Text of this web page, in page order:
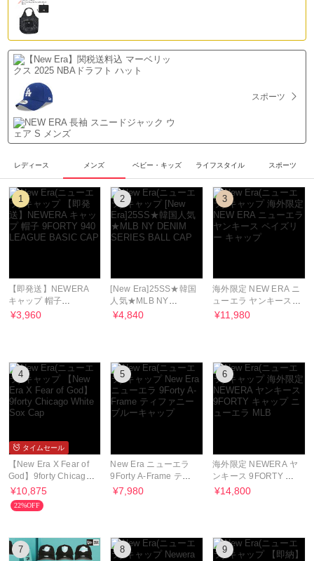
スポーツ
レディース メンズ ベビー・キッズ ライフスタイル スポーツ
1
【即発送】NEWERA
キャップ 帽子
9FORTY 940
¥3,960
2
[New Era]25SS★韓国
人気★MLB NY
DENIM SERIES BALL
¥4,840
3
海外限定 NEW ERA ニ
ューエラ ヤンキース
ペイズリー キャップ
¥11,980
4
タイムセール
【New Era X Fear of
God】9forty Chicago
White Sox Cap
¥10,875
22%OFF
5
New Era ニューエラ
9Forty A-Frame ティ
ファニーブルーキャッ
¥7,980
6
海外限定 NEWERA ヤ
ンキース 9FORTY キ
ャップ ニューエラ
¥14,800
7 8 9